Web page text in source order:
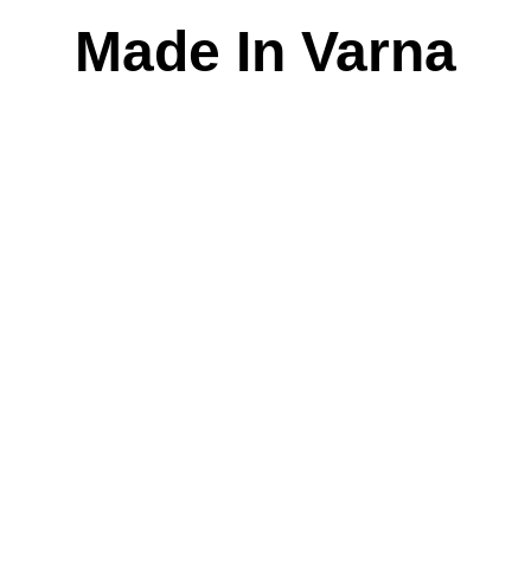
Made In Varna